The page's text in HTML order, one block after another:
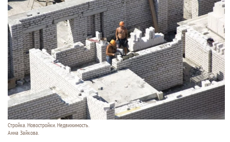
Стройка. Новостройки. Недвижимость.
Анна Зайкова.